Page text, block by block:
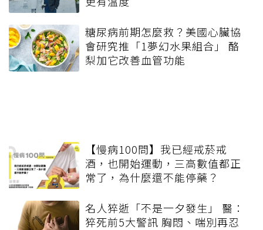
糖尿病前期怎麼救？美國心臟協
會研究推「1夢幻水果組合」 酪
梨加它改善血管功能
【慢病100問】我已經戒菸戒
酒，也開始運動，三高數值都正
常了，為什麼還不能停藥？
名人猝逝「不是一夕發生」 醫：
猝死前5大警訊 胸悶、喘別再忍